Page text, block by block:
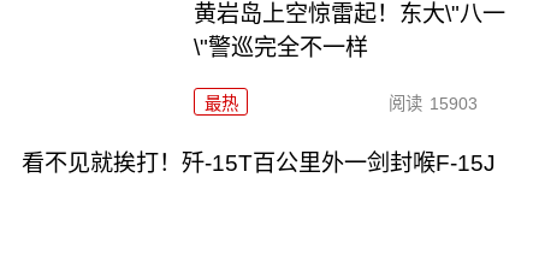
黄岩岛上空惊雷起！东大\"八一
\"警巡完全不一样
最热 阅读 15903
看不见就挨打！歼-15T百公里外一剑封喉F-15J